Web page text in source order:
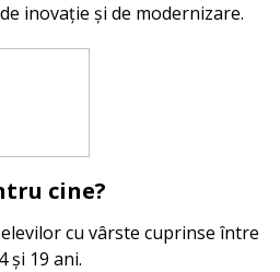
inovație și de modernizare.
cine?
cu vârste cuprinse între
și 19 ani.